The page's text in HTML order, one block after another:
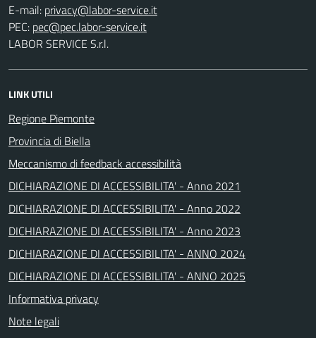
E-mail:
PEC:
LABOR SERVICE S.r.l.
LINK UTILI
Regione Piemonte
Provincia di Biella
Meccanismo di feedback accessibilità
DICHIARAZIONE DI ACCESSIBILITA' - Anno 2021
DICHIARAZIONE DI ACCESSIBILITA' - Anno 2022
DICHIARAZIONE DI ACCESSIBILITA' - Anno 2023
DICHIARAZIONE DI ACCESSIBILITA' - ANNO 2024
DICHIARAZIONE DI ACCESSIBILITA' - ANNO 2025
Informativa privacy
Note legali